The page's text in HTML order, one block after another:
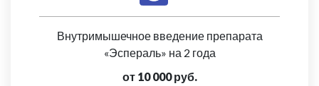
Внутримышечное введение препарата
«Эспераль» на 2 года
от 10 000 руб.